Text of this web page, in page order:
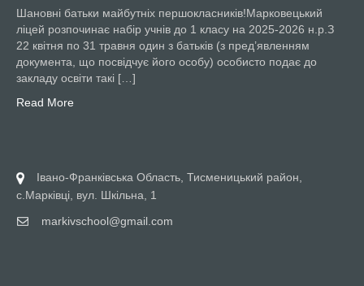
Шановні батьки майбутніх першокласників!Марковецький
ліцей розпочинає набір учнів до 1 класу на 2025-2026 н.р.З
22 квітня по 31 травня один з батьків (з пред’явленням
документа, що посвідчує його особу) особисто подає до
закладу освіти такі […]
Read More
Івано-Франківська Область, Тисменицький район,
с.Марківці, вул. Шкільна, 1
markivschool@gmail.com